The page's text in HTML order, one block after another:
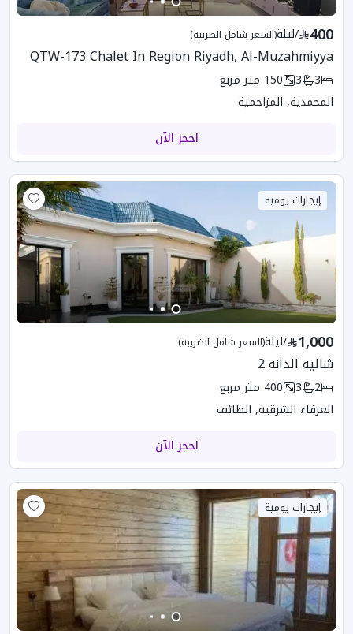
400
/ليلة(السعر شامل الضريبه)
QTW-173 Chalet In Region Riyadh, Al-Muzahmiyya
3
3
150 متر مربع
المحمدية, المزاحمية
احجز الآن
إيجارات يومية
1,000
/ليلة(السعر شامل الضريبه)
شاليه الدانه 2
2
3
400 متر مربع
العرفاء الشرقية, الطائف
احجز الآن
إيجارات يومية